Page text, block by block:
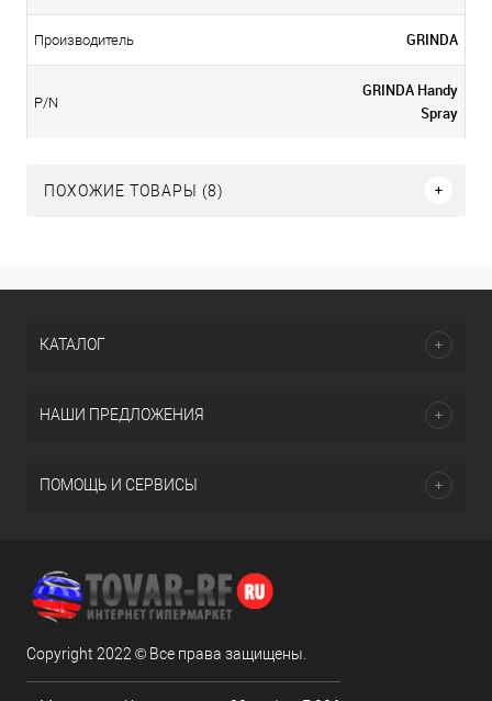
Производитель GRINDA
P/N
GRINDA Handy
Spray
ПОХОЖИЕ ТОВАРЫ (8)
КАТАЛОГ
НАШИ ПРЕДЛОЖЕНИЯ
ПОМОЩЬ И СЕРВИСЫ
Copyright 2022 © Все права защищены.